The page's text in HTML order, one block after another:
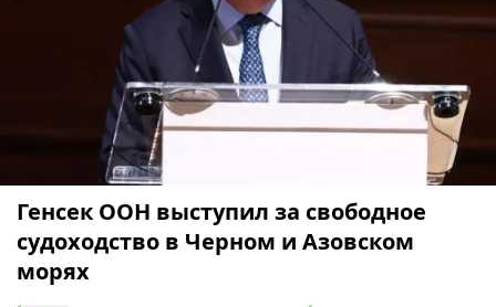
Генсек ООН выступил за свободное
судоходство в Черном и Азовском
морях